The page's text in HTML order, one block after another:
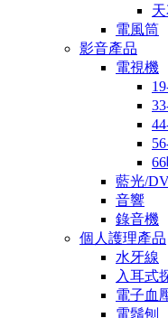
電風筒
影音產品
電視機
藍光/
音響
錄音機
個人護理產品
水牙線
入耳式
電子血
電鬚刨